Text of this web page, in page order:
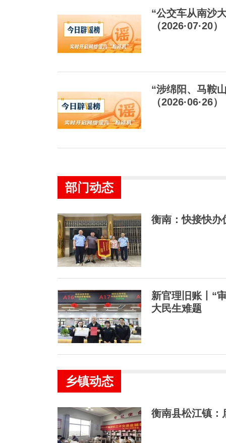
“公交车从南沙
（2026·07·20）
“涉绵阳、马鞍
（2026·06·26）
部门动态
衡南：快接快办
新官理旧账丨“
大民生难题
乡镇动态
衡南县松江镇：